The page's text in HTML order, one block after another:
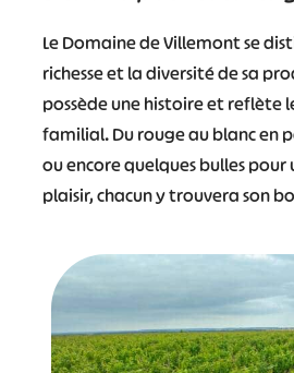
Le Domaine de Villemont se
richesse et la diversité de sa
possède une histoire et reflète
familial. Du rouge au blanc en
ou encore quelques bulles pour
plaisir, chacun y trouvera son